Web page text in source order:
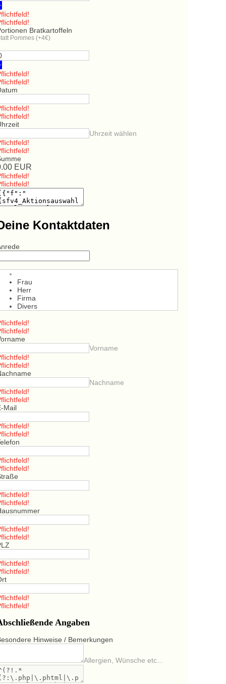
Bratkartoffeln
Pommes (+4€)
Uhrzeit wählen
EUR
Kontaktdaten
Frau
Herr
Firma
Divers
Vorname
Nachname
Mail
Angaben
Hinweise / Bemerkungen
Allergien, Wünsche etc...